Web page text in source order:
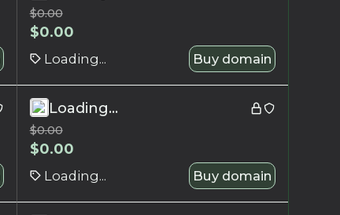
$0.00
$0.00
Loading... Buy domain
Loading...
$0.00
$0.00
Loading... Buy domain